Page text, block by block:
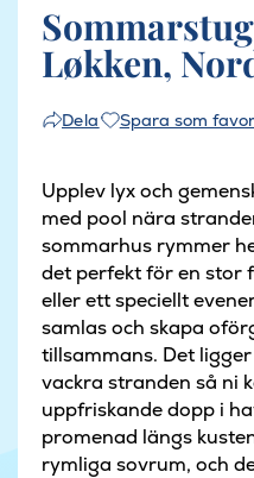
Løkken,
Dela Spara som
Upplev lyx och
med pool nära
sommarhus rymmer
det perfekt för en stor
eller ett speciellt
samlas och skapa
tillsammans. Det
vackra stranden så ni
uppfriskande dopp i
promenad längs
rymliga sovrum, och